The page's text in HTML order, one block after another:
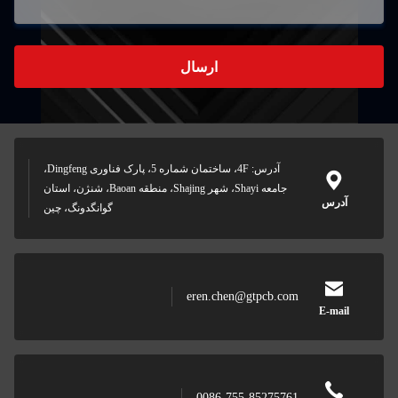
ارسال
آدرس
آدرس: 4F، ساختمان شماره 5، پارک فناوری Dingfeng،
جامعه Shayi، شهر Shajing، منطقه Baoan، شنژن، استان
گوانگدونگ، چین
E-mail
eren.chen@gtpcb.com